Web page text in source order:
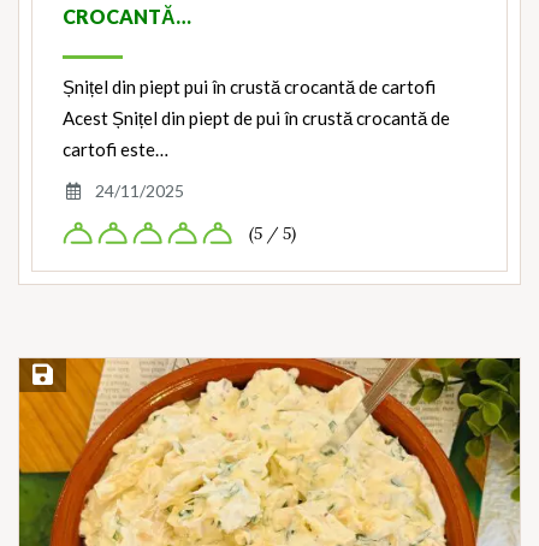
CROCANTĂ…
Șnițel din piept pui în crustă crocantă de cartofi
Acest Șnițel din piept de pui în crustă crocantă de
cartofi este…
24/11/2025
(5 / 5)
Save Recipe